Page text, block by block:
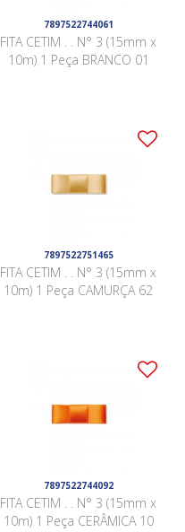
7897522744061
FITA CETIM . . N° 3 (15mm x
10m) 1 Peça BRANCO 01
7897522751465
FITA CETIM . . N° 3 (15mm x
10m) 1 Peça CAMURÇA 62
7897522744092
FITA CETIM . . N° 3 (15mm x
10m) 1 Peça CERÂMICA 10